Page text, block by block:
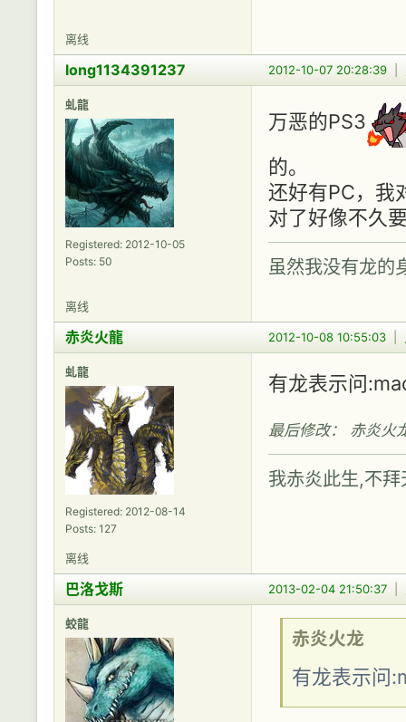
离线
2012-10-07 20:28:39
long1134391237
虬龍
Registered: 2012-10-05
Posts: 50
万恶的PS3
的。
还好有PC，我
对了好像不久
虽然我没有龙的
离线
2012-10-08 10:55:03
赤炎火龍
虬龍
Registered: 2012-08-14
Posts: 127
有龙表示问
最后修改： 赤炎火
我赤炎此生,不
离线
2013-02-04 21:50:37
巴洛戈斯
蛟龍
赤炎火龙
有龙表示问